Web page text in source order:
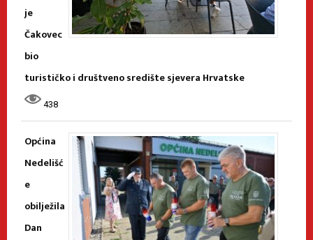
je
Čakovec
bio
turističko i društveno središte sjevera Hrvatske
438
Općina
Nedelišć
e
obilježila
Dan